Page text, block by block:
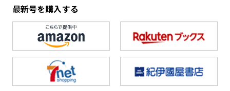
最新号を購入する